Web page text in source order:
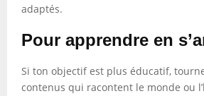
adaptés.
Pour apprendre en
Si ton objectif est plus éducatif,
contenus qui racontent le monde ou